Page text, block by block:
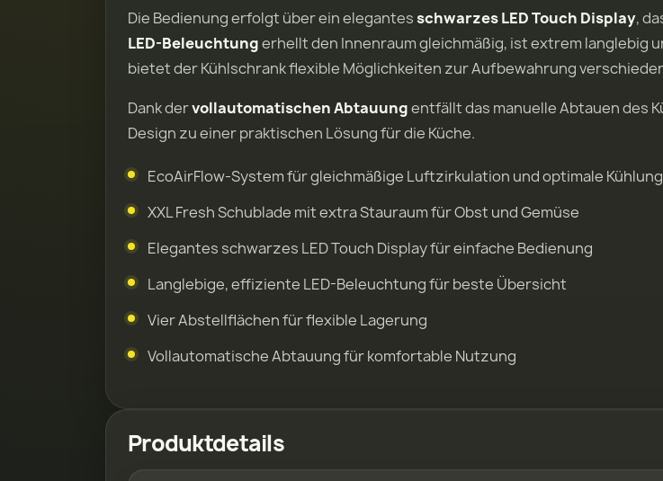
Die Bedienung erfolgt über ein elegantesschwarzes LED Touch Display,
LED-Beleuchtungerhellt den Innenraum gleichmäßig, ist extrem langlebig
bietet der Kühlschrank flexible Möglichkeiten zur Aufbewahrung
Dank dervollautomatischen Abtauungentfällt das manuelle Abtauen des
Design zu einer praktischen Lösung für die Küche.
EcoAirFlow-System für gleichmäßige Luftzirkulation und optimale Kühlung
XXL Fresh Schublade mit extra Stauraum für Obst und Gemüse
Elegantes schwarzes LED Touch Display für einfache Bedienung
Langlebige, effiziente LED-Beleuchtung für beste Übersicht
Vier Abstellflächen für flexible Lagerung
Vollautomatische Abtauung für komfortable Nutzung
Produktdetails